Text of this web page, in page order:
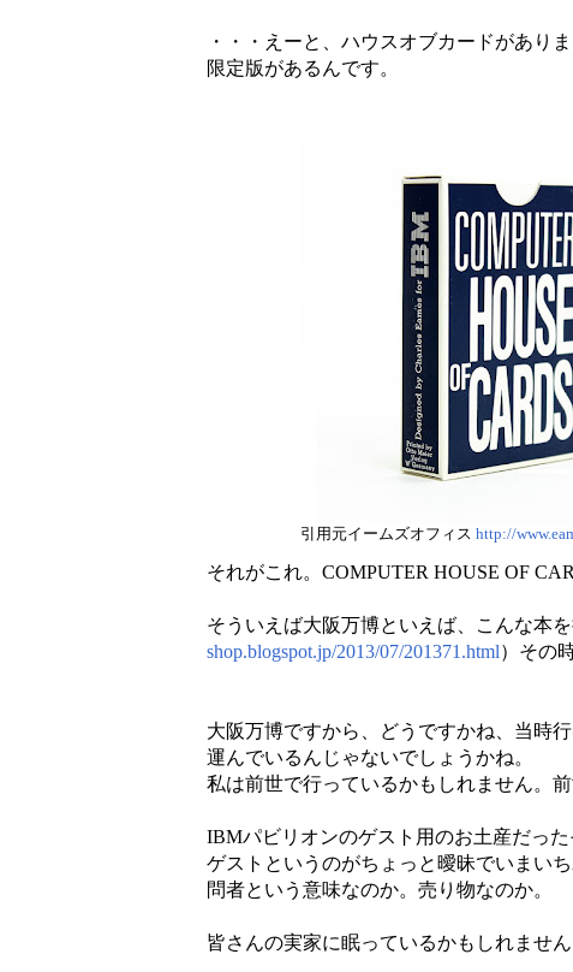
・・・えーと、ハウスオブカードがあり
限定版があるんです。
引用元イームズオフィス http://
それがこれ。COMPUTER HOUSE OF
そういえば大阪万博といえば、こんな本
shop.blogspot.jp/2013/07/201371.html）その
大阪万博ですから、どうですかね、当時
運んでいるんじゃないでしょうかね。
私は前世で行っているかもしれません。
IBMパビリオンのゲスト用のお土産だった
ゲストというのがちょっと曖昧でいまい
問者という意味なのか。売り物なのか。
皆さんの実家に眠っているかもしれませ